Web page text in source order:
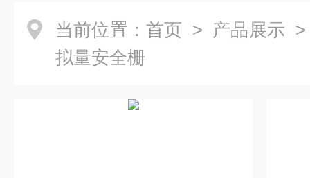
当前位置： 首页 > 产品展示
拟量安全栅